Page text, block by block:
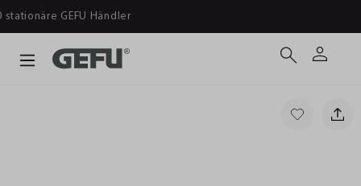
Ab 39 € versandkostenfrei